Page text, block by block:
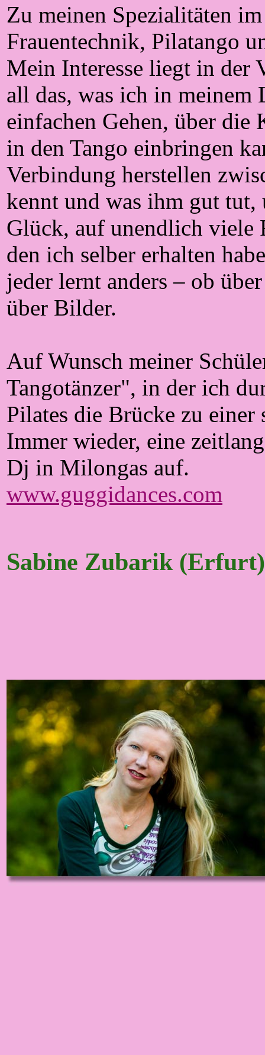
Zu meinen Spezialitäten
Frauentechnik, Pilatango
Mein Interesse liegt in der
all das, was ich in meinem
einfachen Gehen, über
in den Tango einbringen
Verbindung herstellen
kennt und was ihm gut tut,
Glück, auf unendlich viele
den ich selber erhalten
jeder lernt anders – ob
über Bilder.
Auf Wunsch meiner
Tangotänzer", in der ich
Pilates die Brücke zu einer
Immer wieder, eine
Dj in Milongas auf.
www.guggidances.com
Sabine Zubarik (Erfurt)